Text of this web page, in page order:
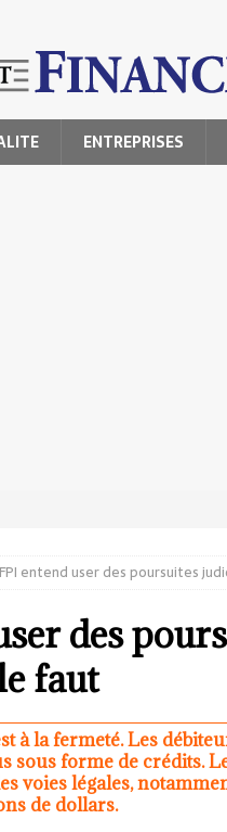
ENTREPRISES
entend user des poursuites
des
faut
à la fermeté. Les
sous forme de crédits.
voies légales,
de dollars.